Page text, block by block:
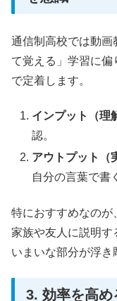
通信制高校では動画
て覚える」学習に偏
で定着します。
インプット（理
認。
アウトプット（
自分の言葉で書
特におすすめなのが
家族や友人に説明す
いまいな部分が浮き
3. 効率を高